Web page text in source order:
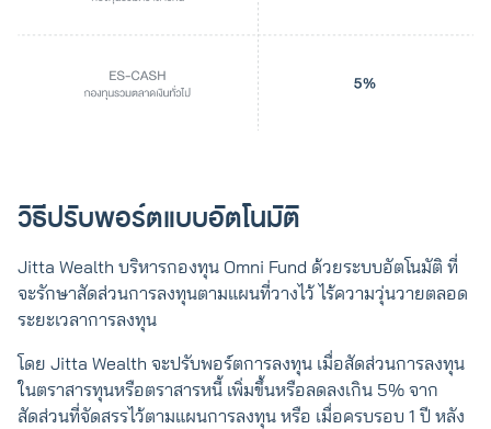
วิธีปรับพอร์ตแบบอัตโนมัติ
Jitta Wealth บริหารกองทุน Omni Fund ด้วยระบบอัตโนมัติ ที่
จะรักษาสัดส่วนการลงทุนตามแผนที่วางไว้ ไร้ความวุ่นวายตลอด
ระยะเวลาการลงทุน
โดย Jitta Wealth จะปรับพอร์ตการลงทุน เมื่อสัดส่วนการลงทุน
ในตราสารทุนหรือตราสารหนี้ เพิ่มขึ้นหรือลดลงเกิน 5% จาก
สัดส่วนที่จัดสรรไว้ตามแผนการลงทุน หรือ เมื่อครบรอบ 1 ปี หลัง